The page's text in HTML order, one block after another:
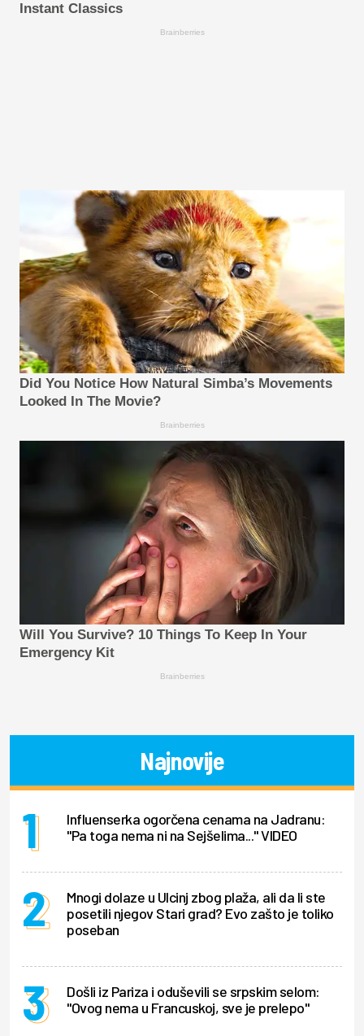
Instant Classics
Brainberries
Did You Notice How Natural Simba’s Movements
Looked In The Movie?
Brainberries
Will You Survive? 10 Things To Keep In Your
Emergency Kit
Brainberries
Najnovije
Influenserka ogorčena cenama na Jadranu:
"Pa toga nema ni na Sejšelima..." VIDEO
Mnogi dolaze u Ulcinj zbog plaža, ali da li ste
posetili njegov Stari grad? Evo zašto je toliko
poseban
Došli iz Pariza i oduševili se srpskim selom:
"Ovog nema u Francuskoj, sve je prelepo"